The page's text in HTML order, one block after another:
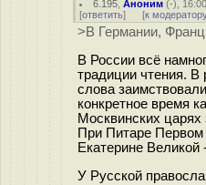
6.195 ,Аноним (-),
[ответить] [к
>В Германии,
В России всё
традиции чтения. В
слова
конкретное время
Москвинских царях
При Питаре Первом
Екатерине Великой
У Русской